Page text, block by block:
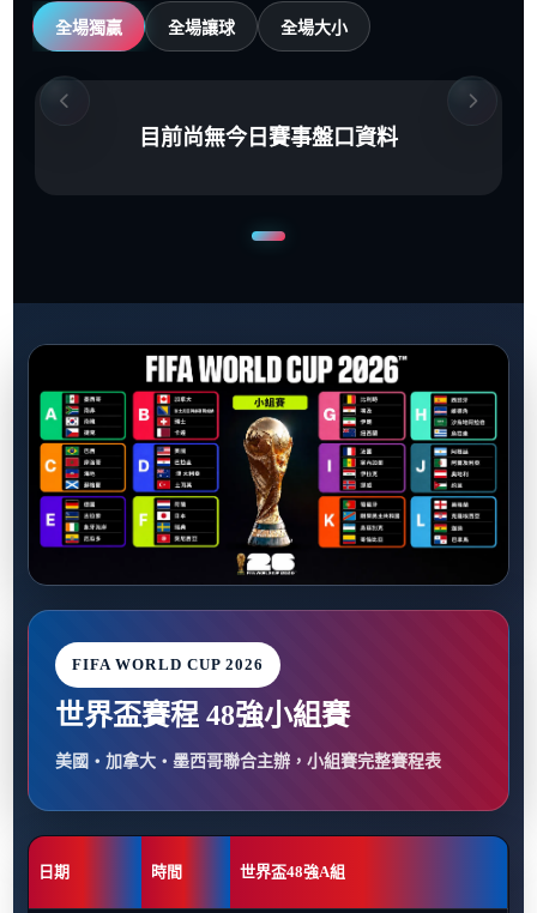
全場獨贏 全場讓球 全場大小
目前尚無今日賽事盤口資料
FIFA WORLD CUP 2026
世界盃賽程 48強小組賽
美國・加拿大・墨西哥聯合主辦，小組賽完整賽程表
日期 時間 世界盃48強A組